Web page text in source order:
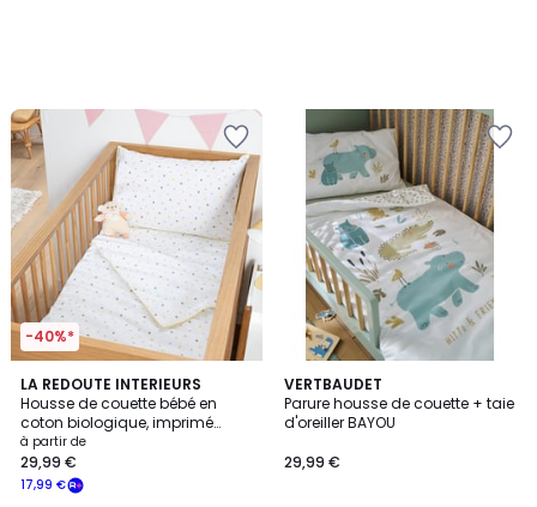
-40%*
LA REDOUTE INTERIEURS
Housse de couette bébé en
coton biologique, imprimé
cœurs, SCACCO
à partir de
17,99 €
29,99 €
VERTBAUDET
Parure housse de couette + taie
d'oreiller BAYOU
29,99 €